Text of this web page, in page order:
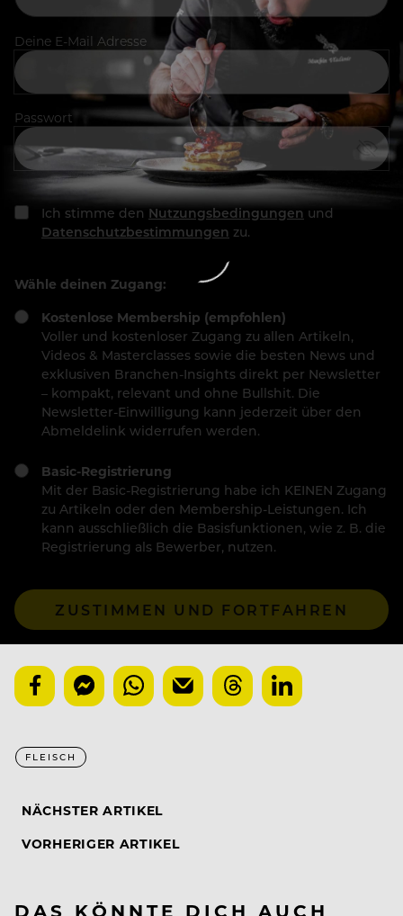
Deine E-Mail Adresse
Passwort
Ich stimme den Nutzungsbedingungen und
Datenschutzbestimmungen zu.
Wähle deinen Zugang:
Kostenlose Membership (empfohlen)
Voller und kostenloser Zugang zu allen Artikeln,
Videos & Masterclasses sowie die besten News und
exklusiven Branchen-Insights direkt per Newsletter
– kompakt, relevant und ohne Bullshit. Die
Newsletter-Einwilligung kann jederzeit über den
Abmeldelink widerrufen werden.
Basic-Registrierung
Mit der Basic-Registrierung habe ich KEINEN Zugang
zu Artikeln oder den Membership-Leistungen. Ich
kann ausschließlich die Basisfunktionen, wie z. B. die
Registrierung als Bewerber, nutzen.
ZUSTIMMEN UND FORTFAHREN
FLEISCH
NÄCHSTER ARTIKEL
VORHERIGER ARTIKEL
DAS KÖNNTE DICH AUCH